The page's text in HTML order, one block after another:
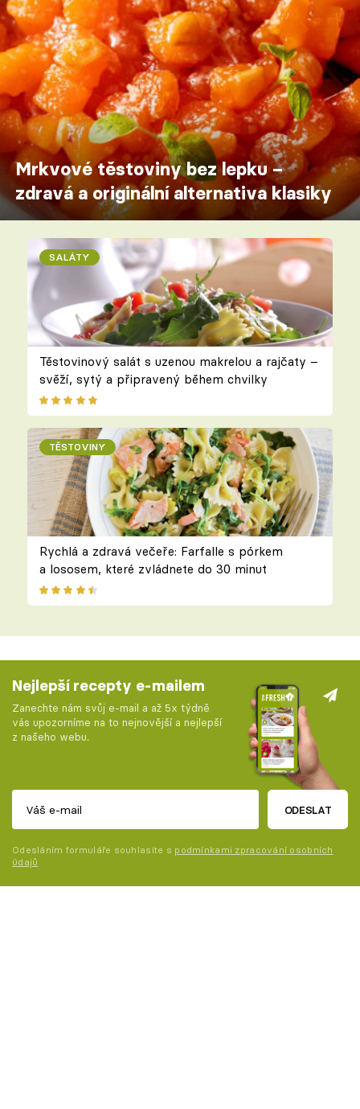
Mrkvové těstoviny bez lepku –
zdravá a originální alternativa klasiky
SALÁTY
Těstovinový salát s uzenou makrelou a rajčaty –
svěží, sytý a připravený během chvilky
TĚSTOVINY
Rychlá a zdravá večeře: Farfalle s pórkem
a lososem, které zvládnete do 30 minut
Nejlepší recepty e-mailem
Zanechte nám svůj e-mail a až 5x týdně
vás upozorníme na to nejnovější a nejlepší
z našeho webu.
ODESLAT
Odesláním formuláře souhlasíte s podmínkami zpracování osobních
údajů